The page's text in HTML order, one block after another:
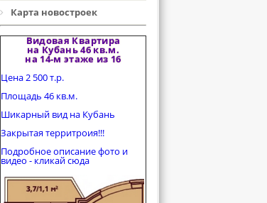
Карта новостроек
Видовая Квартира
на Кубань 46 кв.м.
на 14-м этаже из 16
Цена 2 500 т.р.
Площадь 46 кв.м.
Шикарный вид на Кубань
Закрытая территроия!!!
Подробное описание фото и
видео - кликай сюда